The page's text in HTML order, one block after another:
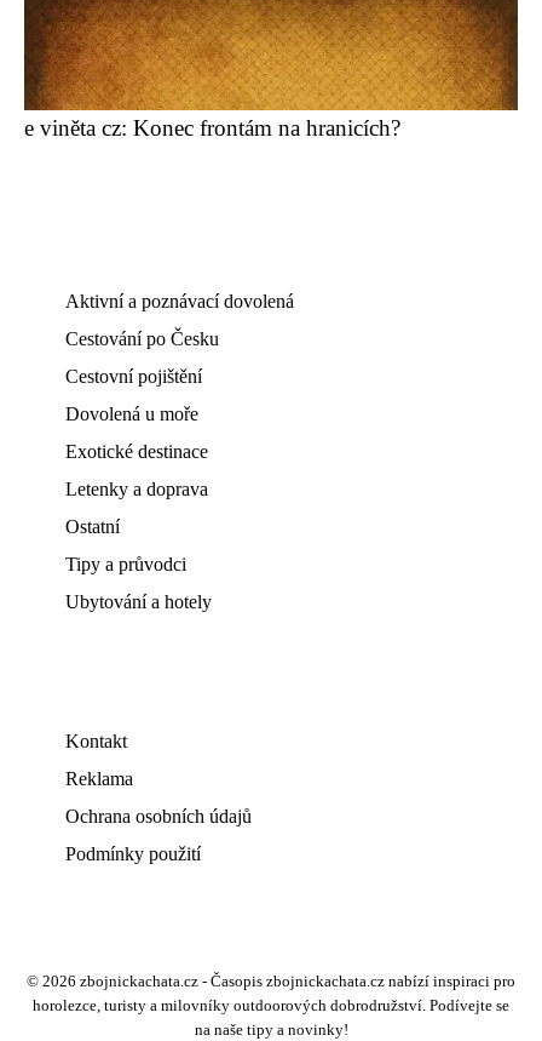
e viněta cz: Konec frontám na hranicích?
Aktivní a poznávací dovolená
Cestování po Česku
Cestovní pojištění
Dovolená u moře
Exotické destinace
Letenky a doprava
Ostatní
Tipy a průvodci
Ubytování a hotely
Kontakt
Reklama
Ochrana osobních údajů
Podmínky použití
© 2026 zbojnickachata.cz - Časopis zbojnickachata.cz nabízí inspiraci pro
horolezce, turisty a milovníky outdoorových dobrodružství. Podívejte se
na naše tipy a novinky!